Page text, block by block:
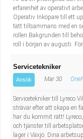
erfarenhet av operativt
Operativ Inköpare till ett
tätt tillsammans med en
rollen Bakgrunden till
roll i början av augusti.
Servicetekniker
Ansök Mar 30
Servicetekniker till Lyreco
strävar efter att skapa en
har du kommit rätt!
och tjänster till
lager i Växjö. Dina